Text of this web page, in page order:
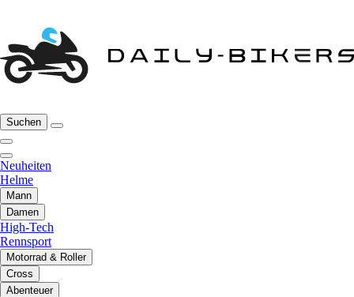
Suchen
Neuheiten
Helme
Mann
Damen
High-Tech
Rennsport
Motorrad & Roller
Cross
Abenteuer